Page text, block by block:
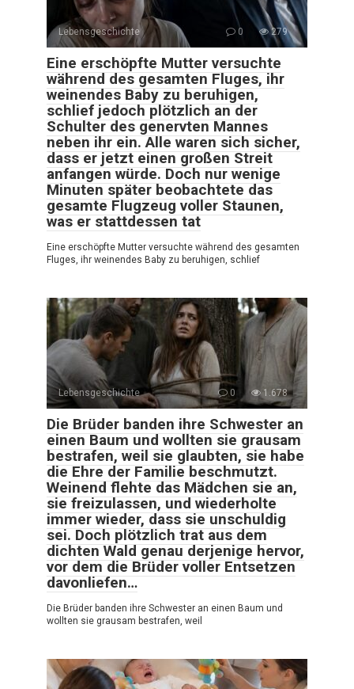
Lebensgeschichte 0 279
Eine erschöpfte Mutter versuchte
während des gesamten Fluges, ihr
weinendes Baby zu beruhigen,
schlief jedoch plötzlich an der
Schulter des genervten Mannes
neben ihr ein. Alle waren sich sicher,
dass er jetzt einen großen Streit
anfangen würde. Doch nur wenige
Minuten später beobachtete das
gesamte Flugzeug voller Staunen,
was er stattdessen tat
Eine erschöpfte Mutter versuchte während des gesamten
Fluges, ihr weinendes Baby zu beruhigen, schlief
Lebensgeschichte 0 1.678
Die Brüder banden ihre Schwester an
einen Baum und wollten sie grausam
bestrafen, weil sie glaubten, sie habe
die Ehre der Familie beschmutzt.
Weinend flehte das Mädchen sie an,
sie freizulassen, und wiederholte
immer wieder, dass sie unschuldig
sei. Doch plötzlich trat aus dem
dichten Wald genau derjenige hervor,
vor dem die Brüder voller Entsetzen
davonliefen…
Die Brüder banden ihre Schwester an einen Baum und
wollten sie grausam bestrafen, weil